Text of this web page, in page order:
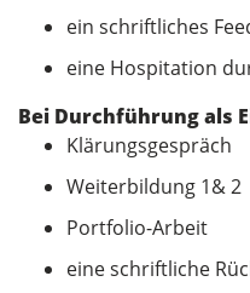
ein schriftliches
eine Hospitation
Bei Durchführung als
Klärungsgespräch
Weiterbildung 1& 2
Portfolio-Arbeit
eine schriftliche